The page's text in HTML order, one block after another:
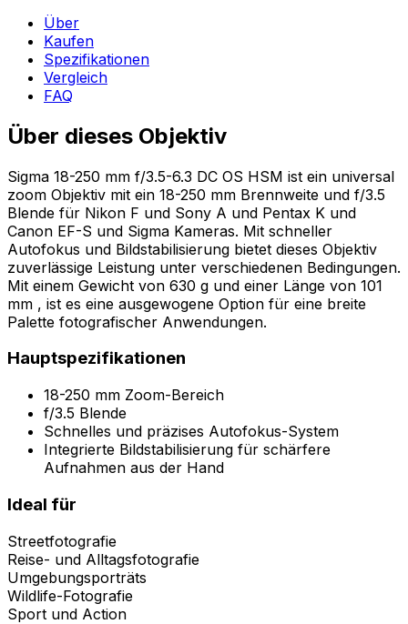
Über
Kaufen
Spezifikationen
Vergleich
FAQ
Über dieses Objektiv
Sigma 18-250 mm f/3.5-6.3 DC OS HSM ist ein universal
zoom Objektiv mit ein 18-250 mm Brennweite und f/3.5
Blende für Nikon F und Sony A und Pentax K und
Canon EF-S und Sigma Kameras. Mit schneller
Autofokus und Bildstabilisierung bietet dieses Objektiv
zuverlässige Leistung unter verschiedenen Bedingungen.
Mit einem Gewicht von 630 g und einer Länge von 101
mm , ist es eine ausgewogene Option für eine breite
Palette fotografischer Anwendungen.
Hauptspezifikationen
18-250 mm Zoom-Bereich
f/3.5 Blende
Schnelles und präzises Autofokus-System
Integrierte Bildstabilisierung für schärfere
Aufnahmen aus der Hand
Ideal für
Streetfotografie
Reise- und Alltagsfotografie
Umgebungsporträts
Wildlife-Fotografie
Sport und Action